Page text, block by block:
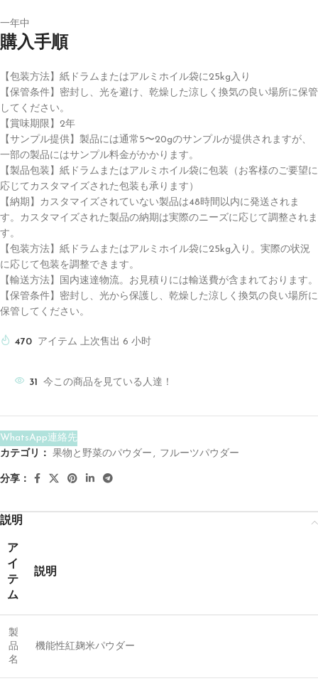
一年中
購入手順
【包装方法】紙ドラムまたはアルミホイル袋に25kg入り
【保管条件】密封し、光を避け、乾燥した涼しく換気の良い場所に保管
してください。
【賞味期限】2年
【サンプル提供】製品には通常5〜20gのサンプルが提供されますが、
一部の製品にはサンプル料金がかかります。
【製品包装】紙ドラムまたはアルミホイル袋に包装（お客様のご要望に
応じてカスタマイズされた包装も承ります）
【納期】カスタマイズされていない製品は48時間以内に発送されま
す。カスタマイズされた製品の納期は実際のニーズに応じて調整されま
す。
【包装方法】紙ドラムまたはアルミホイル袋に25kg入り。実際の状況
に応じて包装を調整できます。
【輸送方法】国内速達物流。お見積りには輸送費が含まれております。
【保管条件】密封し、光から保護し、乾燥した涼しく換気の良い場所に
保管してください。
470 アイテム 上次售出 6 小时
31 今この商品を見ている人達！
WhatsApp連絡先
カテゴリ： 果物と野菜のパウダー , フルーツパウダー
分享：
説明
ア
イ
テ
ム
説明
製
品
名
機能性紅麹米パウダー